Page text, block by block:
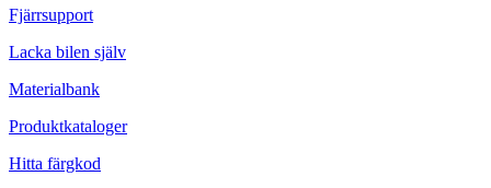
Fjärrsupport
Lacka bilen själv
Materialbank
Produktkataloger
Hitta färgkod